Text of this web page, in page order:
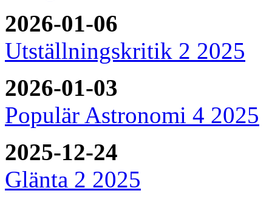
2026-01-06
Utställningskritik 2 2025
2026-01-03
Populär Astronomi 4 2025
2025-12-24
Glänta 2 2025